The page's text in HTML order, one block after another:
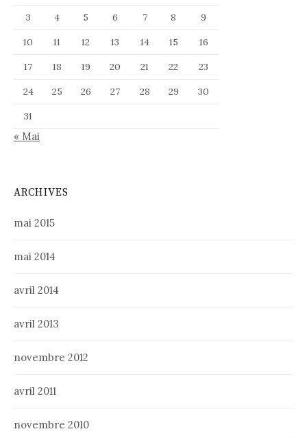
3
4 5 6 7 8
9
10
11 12 13 14 15
16
17
18 19 20 21 22
23
24
25 26 27 28 29
30
31
« Mai
ARCHIVES
mai 2015
mai 2014
avril 2014
avril 2013
novembre 2012
avril 2011
novembre 2010